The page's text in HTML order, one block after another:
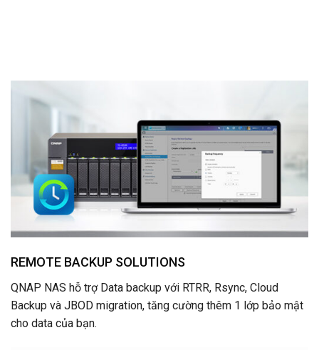
REMOTE BACKUP SOLUTIONS
QNAP NAS hỗ trợ Data backup với RTRR, Rsync, Cloud
Backup và JBOD migration, tăng cường thêm 1 lớp bảo mật
cho data của bạn.